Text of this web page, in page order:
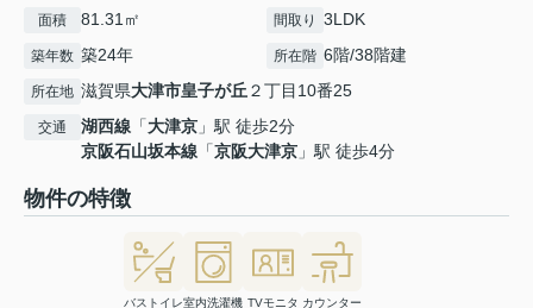
面積 81.31㎡ 間取り 3LDK
築年数 築24年 所在階 6階/38階建
所在地 滋賀県大津市皇子が丘 ２丁目10番25
交通 湖西線 「大津京 」駅 徒歩2分
京阪石山坂本線 「京阪大津京 」駅 徒歩4分
物件の特徴
バストイレ室内洗濯機 TVモニタ カウンター